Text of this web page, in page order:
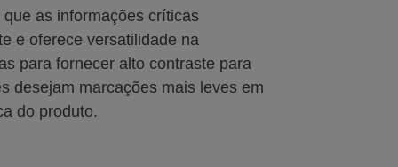
as informações críticas
e oferece versatilidade na
para fornecer alto contraste para
desejam marcações mais leves em
do produto.